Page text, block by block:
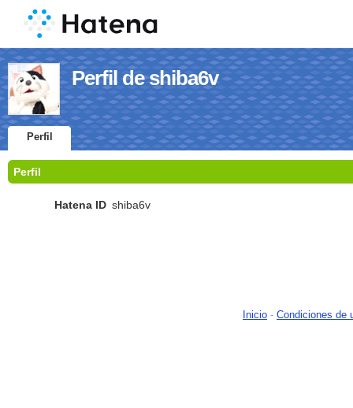
Perfil de shiba6v
Perfil
Perfil
Hatena ID shiba6v
Inicio - Condiciones de